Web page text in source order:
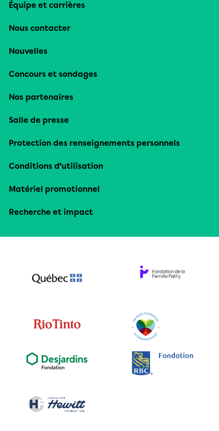
Équipe et carrières
Nous contacter
Nouvelles
Concours et sondages
Nos partenaires
Salle de presse
Protection des renseignements personnels
Conditions d’utilisation
Matériel promotionnel
Recherche et impact